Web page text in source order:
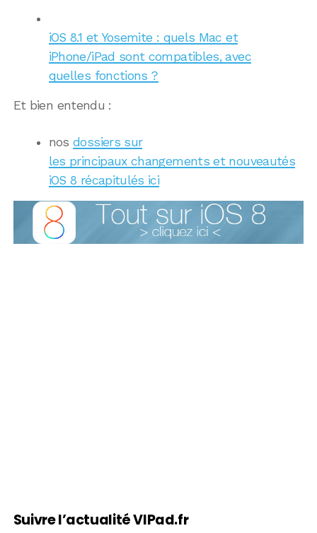
iOS 8.1 et Yosemite : quels Mac et
iPhone/iPad sont compatibles, avec
quelles fonctions ?
Et bien entendu :
nosdossiers sur
les principaux changements et nouveautés
iOS 8 récapitulés ici
Suivre l’actualité VIPad.fr